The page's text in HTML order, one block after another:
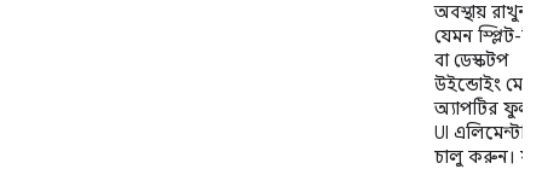
অবস্থায় রাখুন,
যেমন স্প্লিট-
বা ডেস্কটপ
উইন্ডোইং
অ্যাপটির
UI এলিমেন্টটি
চালু করুন।